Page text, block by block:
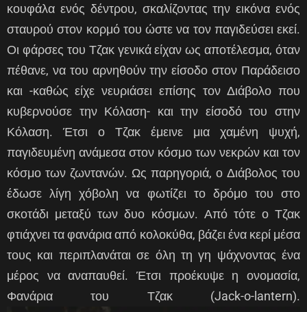
κουφάλα ενός δέντρου, σκαλίζοντας την εικόνα ενός
σταυρού στον κορμό του ώστε να τον παγιδεύσει εκεί.
Οι φάρσες του Τζακ γενικά είχαν ως αποτέλεσμα, όταν
πέθανε, να του αρνηθούν την είσοδο στον Παράδεισο
και -καθώς είχε νευριάσει επίσης τον Διάβολο που
κυβερνούσε την Κόλαση- και την είσοδό του στην
Κόλαση. Έτσι ο Τζακ έμεινε μια χαμένη ψυχή,
παγιδευμένη ανάμεσα στον κόσμο των νεκρών και τον
κόσμο των ζωντανών. Ως παρηγοριά, ο Διάβολος του
έδωσε λίγη χόβολη να φωτίζει το δρόμο του στο
σκοτάδι μεταξύ των δυο κόσμων. Από τότε ο Τζακ
φτιάχνει τα φανάρια από κολοκύθα, βάζει ένα κερί μέσα
τους και περιπλανάται σε όλη τη γη ψάχνοντας ένα
μέρος να αναπαυθεί. Έτσι προέκυψε η ονομασία,
Φανάρια του Τζακ (Jack-o-lantern).